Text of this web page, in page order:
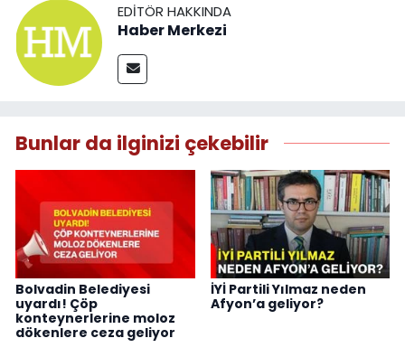
EDITÖR HAKKINDA
Haber Merkezi
Bunlar da ilginizi çekebilir
Bolvadin Belediyesi
uyardı! Çöp
konteynerlerine moloz
dökenlere ceza geliyor
İYİ Partili Yılmaz neden
Afyon’a geliyor?